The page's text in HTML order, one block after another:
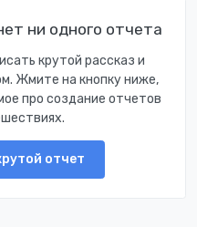
ни одного отчета
крутой рассказ и
Жмите на кнопку ниже,
про создание отчетов
отчет